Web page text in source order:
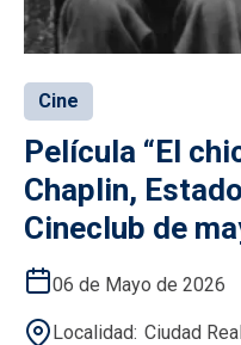
Cine
Película “El
Chaplin,
Cineclub de
06 de Mayo de 2026
Localidad Ciudad